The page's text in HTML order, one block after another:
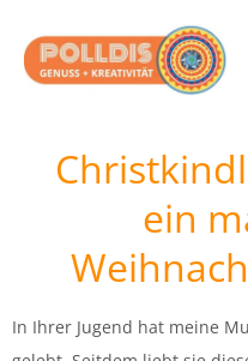
ein
In Ihrer Jugend hat meine